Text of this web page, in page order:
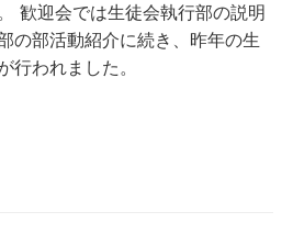
歓迎会では生徒会執行部の説明
の部活動紹介に続き、昨年の生
行われました。